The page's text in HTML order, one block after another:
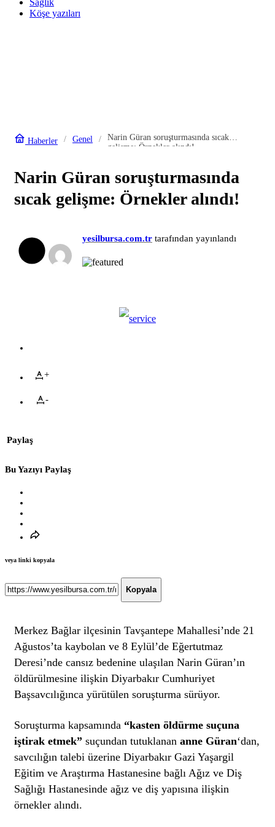
Sağlık
Köşe yazıları
Haberler Genel
Narin Güran soruşturmasında sıcak
gelişme: Örnekler alındı!
Narin Güran soruşturmasında
sıcak gelişme: Örnekler alındı!
yesilbursa.com.tr tarafından yayınlandı
+
-
Paylaş
Bu Yazıyı Paylaş
veya linki kopyala
Kopyala
Merkez Bağlar ilçesinin Tavşantepe Mahallesi’nde 21
Ağustos’ta kaybolan ve 8 Eylül’de Eğertutmaz
Deresi’nde cansız bedenine ulaşılan Narin Güran’ın
öldürülmesine ilişkin Diyarbakır Cumhuriyet
Başsavcılığınca yürütülen soruşturma sürüyor.
Soruşturma kapsamında “kasten öldürme suçuna
iştirak etmek” suçundan tutuklanananne Güran‘dan,
savcılığın talebi üzerine Diyarbakır Gazi Yaşargil
Eğitim ve Araştırma Hastanesine bağlı Ağız ve Diş
Sağlığı Hastanesinde ağız ve diş yapısına ilişkin
örnekler alındı.